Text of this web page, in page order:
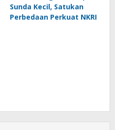
Sunda Kecil, Satukan
Perbedaan Perkuat NKRI